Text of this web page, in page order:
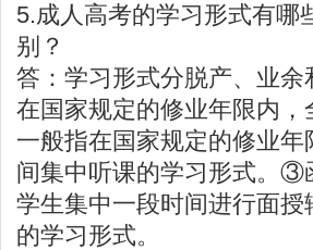
5.成人高考的学习形式有哪
别？
答：学习形式分脱产、业
在国家规定的修业年限内
一般指在国家规定的修业
间集中听课的学习形式。③
学生集中一段时间进行面
的学习形式。